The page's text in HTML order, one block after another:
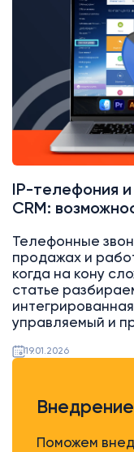
IP-телефония
CRM:
Телефонные
продажах и
когда на кону
статье
управляемый и
19.01.2026
Внедрение
Поможем